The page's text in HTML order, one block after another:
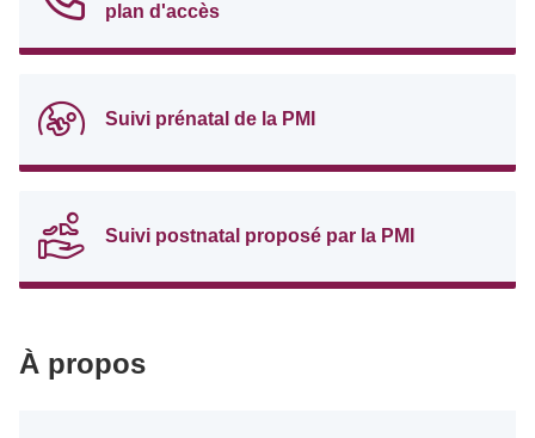
plan d'accès
Suivi prénatal de la PMI
Suivi postnatal proposé par la PMI
À propos